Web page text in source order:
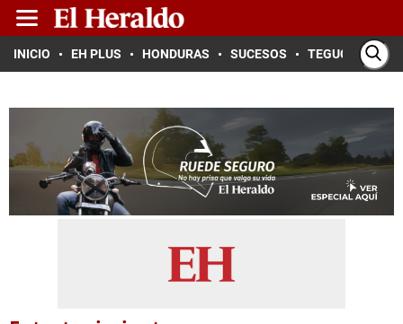
INICIO EH PLUS HONDURAS SUCESOS TEGUCIGALPA